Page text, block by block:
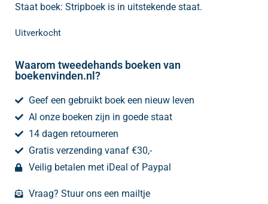
Staat boek: Stripboek is in uitstekende staat.
Uitverkocht
Waarom tweedehands boeken van
boekenvinden.nl?
Geef een gebruikt boek een nieuw leven
Al onze boeken zijn in goede staat
14 dagen retourneren
Gratis verzending vanaf €30,-
Veilig betalen met iDeal of Paypal
Vraag? Stuur ons een mailtje